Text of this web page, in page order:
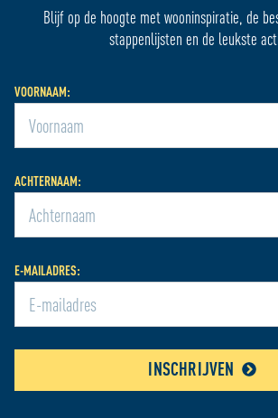
Blijf op de hoogte met wooninspiratie, de
stappenlijsten en de leukste
VOORNAAM:
ACHTERNAAM:
E-MAILADRES:
INSCHRIJVEN